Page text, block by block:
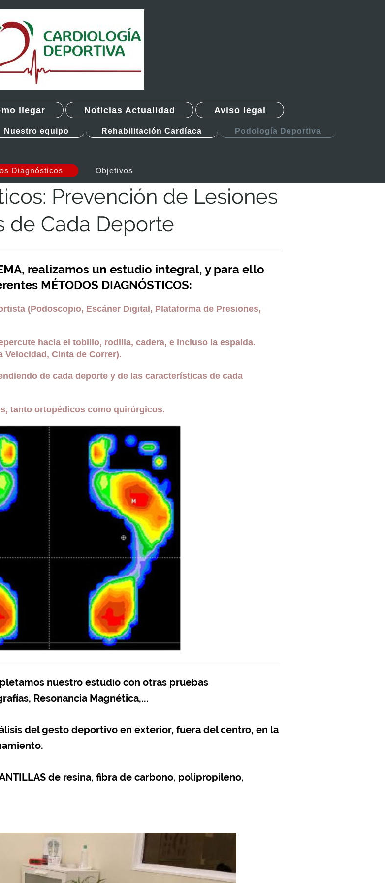
llegar Noticias Actualidad Aviso legal
Nuestro equipo Rehabilitación Cardíaca Podología Deportiva
Diagnósticos Objetivos
Prevención de Lesiones
de Cada Deporte
realizamos un estudio integral, y para ello
MÉTODOS DIAGNÓSTICOS:
(Podoscopio, Escáner Digital, Plataforma de Presiones,
hacia el tobillo, rodilla, cadera, e incluso la espalda.
Velocidad, Cinta de Correr).
de cada deporte y de las características de cada
tanto ortopédicos como quirúrgicos.
nuestro estudio con otras pruebas
Resonancia Magnética,...
del gesto deportivo en exterior, fuera del centro, en la
de resina, fibra de carbono, polipropileno,